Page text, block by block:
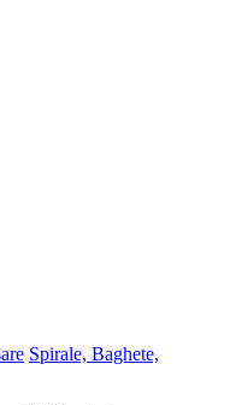
Spirale, Baghete,